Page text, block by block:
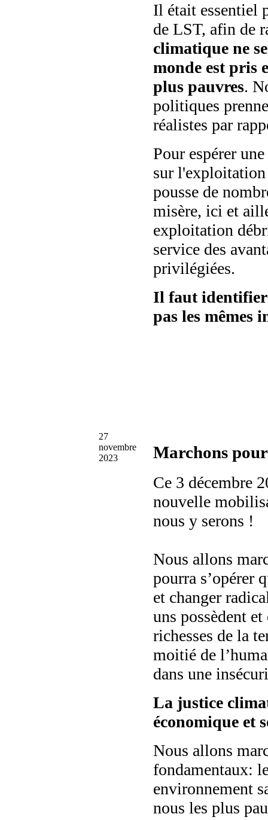
Il était essentiel
de LST, afin de
climatique ne
monde est pris
plus pauvres.
politiques
réalistes par
Pour espérer
sur
pousse de
misère, ici et
exploitation
service des
privilégiées.
Il faut identifier
pas les mêmes
27
novembre
2023
Marchons
Ce 3 décembre
nouvelle
nous y serons !
Nous allons
pourra s’opérer
et changer
uns possèdent
richesses de la
moitié de
dans une
La justice
économique et
Nous allons
fondamentaux:
environnement
nous les plus